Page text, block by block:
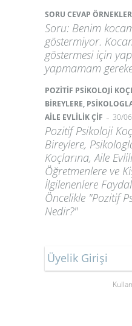
SORU CEVAP
Soru: Benim
göstermiyor.
göstermesi için
yapmamam
POZİTİF PSİKOLOJİ
BİREYLERE,
AİLE EVLİLİK ÇİF - 30/
Pozitif Psikoloji
Bireylere,
Koçlarına, Aile
Öğretmenlere ve
İlgilenenlere
Öncelikle "Pozitif
Nedir?"
Üyelik Girişi